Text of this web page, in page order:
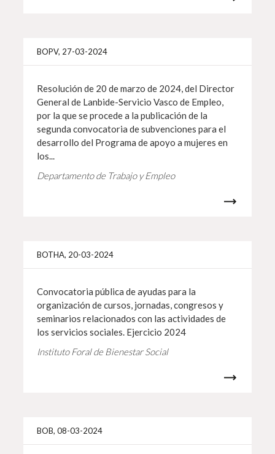
BOPV, 27-03-2024
Resolución de 20 de marzo de 2024, del Director
General de Lanbide-Servicio Vasco de Empleo,
por la que se procede a la publicación de la
segunda convocatoria de subvenciones para el
desarrollo del Programa de apoyo a mujeres en
los...
Departamento de Trabajo y Empleo
BOTHA, 20-03-2024
Convocatoria pública de ayudas para la
organización de cursos, jornadas, congresos y
seminarios relacionados con las actividades de
los servicios sociales. Ejercicio 2024
Instituto Foral de Bienestar Social
BOB, 08-03-2024